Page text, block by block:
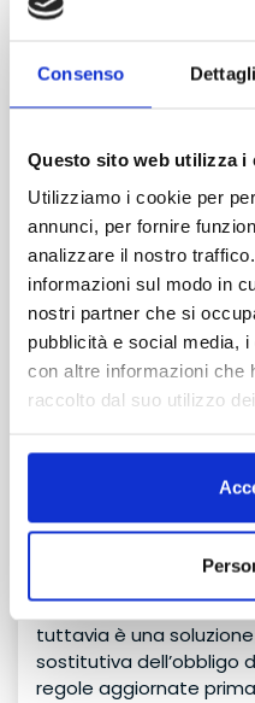
Consenso Dettagli
Questo sito web utilizza i
Utilizziamo i cookie per
annunci, per fornire
analizzare il nostro
informazioni sul modo in
nostri partner che si
pubblicità e social media,
con altre informazioni che
raccolto dal suo utilizzo
insieme).
d’emergenza in
fortemente consigliato
Posso ancora ricevere
in PDF?
No:Ryanairnon
carta è solo digitale su
sopra elencate.
Se faccio check-in dal
recupero la carta?
nell’app myRyanair
dopo il check-in, apri
Non ho uno
incentiva l’uso
“print at home”. In casi
online, il personale in
tuttavia è una
sostitutiva dell’obbligo
regole aggiornate
TRANSFER
senza attesa
TRANSFER
con attesa o